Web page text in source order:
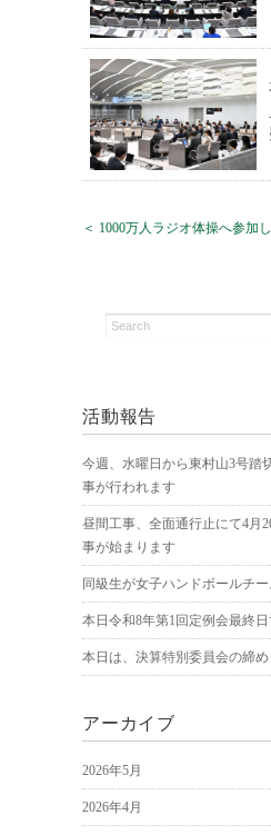
＜ 1000万人ラジオ体操へ参加し
活動報告
今週、水曜日から東村山3号踏
事が行われます
昼間工事、全面通行止にて4月
事が始まります
同級生が女子ハンドボールチ
本日令和8年第1回定例会最終日
本日は、決算特別委員会の締
アーカイブ
2026年5月
2026年4月